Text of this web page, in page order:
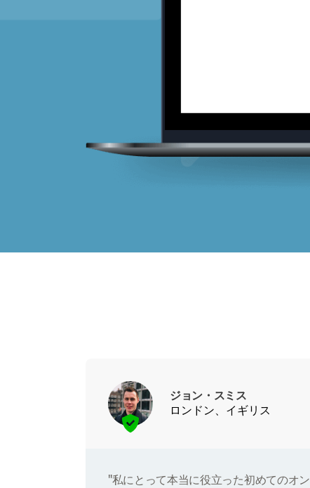
ジョン・スミス
ロンドン、イギリス
"私にとって本当に役立った初めてのオン